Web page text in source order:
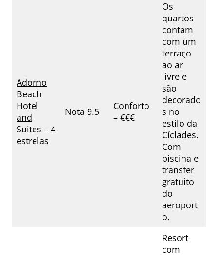
Adorno
Beach
Hotel
and
Suites – 4
estrelas
Nota 9.5
Conforto
– €€€
Os
quartos
contam
com um
terraço
ao ar
livre e
são
decorado
s no
estilo da
Cíclades.
Com
piscina e
transfer
gratuito
do
aeroport
o.
Resort
com